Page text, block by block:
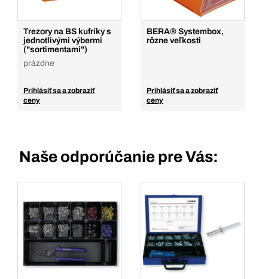
Trezory na BS kufríky s
jednotlivými výbermi
("sortimentami")
prázdne
Prihlásiť sa a zobraziť
ceny
BERA® Systembox,
rôzne veľkosti
Prihlásiť sa a zobraziť
ceny
Naše odporúčanie pre Vás: